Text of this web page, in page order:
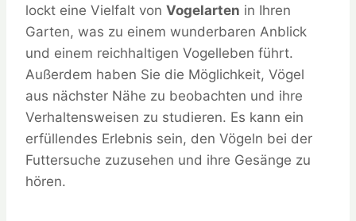
lockt eine Vielfalt von Vogelarten in Ihren
Garten, was zu einem wunderbaren Anblick
und einem reichhaltigen Vogelleben führt.
Außerdem haben Sie die Möglichkeit, Vögel
aus nächster Nähe zu beobachten und ihre
Verhaltensweisen zu studieren. Es kann ein
erfüllendes Erlebnis sein, den Vögeln bei der
Futtersuche zuzusehen und ihre Gesänge zu
hören.